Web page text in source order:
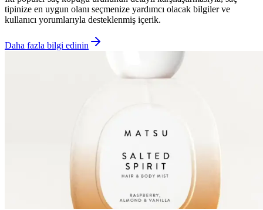
tipinize en uygun olanı seçmenize yardımcı olacak bilgiler ve
kullanıcı yorumlarıyla desteklenmiş içerik.
Daha fazla bilgi edinin